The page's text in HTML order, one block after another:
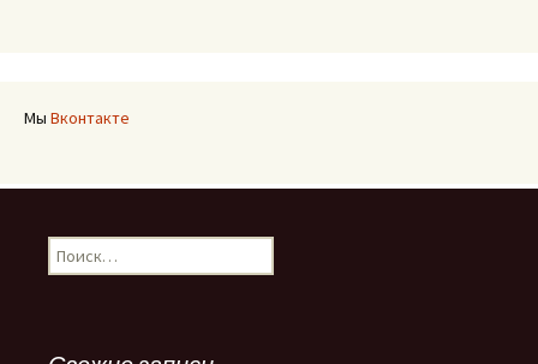
Мы Вконтакте
Найти: